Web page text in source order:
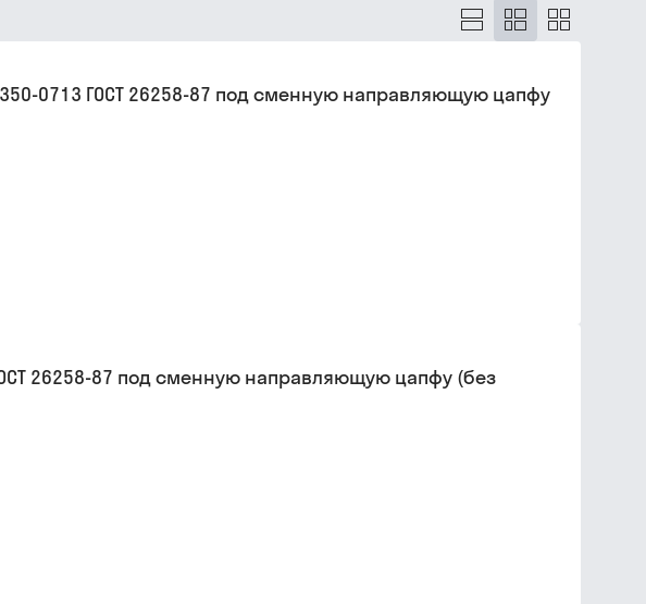
0713 ГОСТ 26258-87 под сменную направляющую цапфу
26258-87 под сменную направляющую цапфу (без